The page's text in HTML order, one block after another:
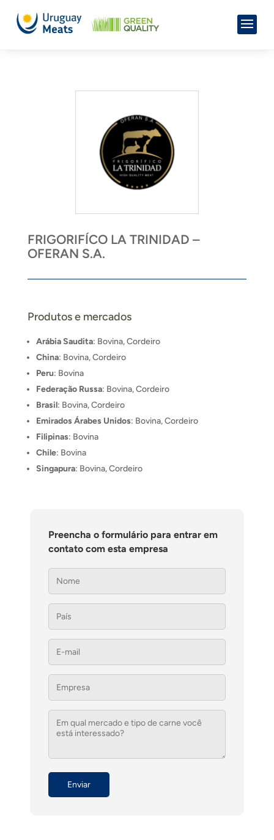
FRIGORIFÍCO LA TRINIDAD –
OFERAN S.A.
Produtos e mercados
Arábia Saudita: Bovina, Cordeiro
China: Bovina, Cordeiro
Peru: Bovina
Federação Russa: Bovina, Cordeiro
Brasil: Bovina, Cordeiro
Emirados Árabes Unidos: Bovina, Cordeiro
Filipinas: Bovina
Chile: Bovina
Singapura: Bovina, Cordeiro
Preencha o formulário para entrar em
contato com esta empresa